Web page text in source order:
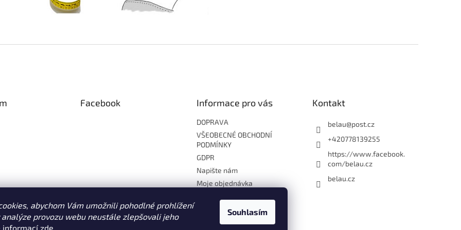
abychom Vám umožnili pohodlné prohlížení
analýze provozu webu neustále zlepšovali jeho
informacízde
Souhlasím
na Instagramu
Facebook Informace pro vás
DOPRAVA
VŠEOBECNÉ OBCHODNÍ
PODMÍNKY
GDPR
Napište nám
Moje objednávka
Kontakt
belau@post.cz
+420778139255
https://www.facebook.
com/belau.cz
belau.cz